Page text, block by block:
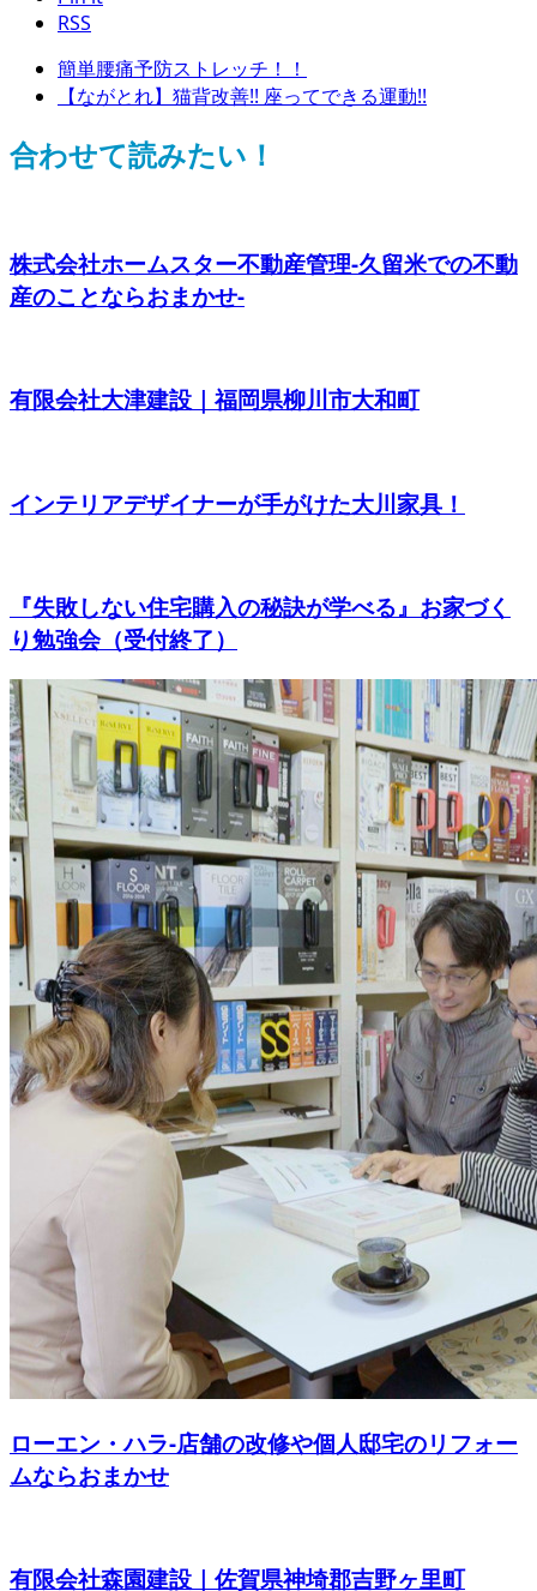
RSS
簡単腰痛予防ストレッチ！！
【ながとれ】猫背改善!! 座ってできる運動!!
合わせて読みたい！
株式会社ホームスター不動産管理-久留米での不動
産のことならおまかせ-
有限会社大津建設｜福岡県柳川市大和町
インテリアデザイナーが手がけた大川家具！
『失敗しない住宅購入の秘訣が学べる』お家づく
り勉強会（受付終了）
ローエン・ハラ-店舗の改修や個人邸宅のリフォー
ムならおまかせ
有限会社森園建設｜佐賀県神埼郡吉野ヶ里町